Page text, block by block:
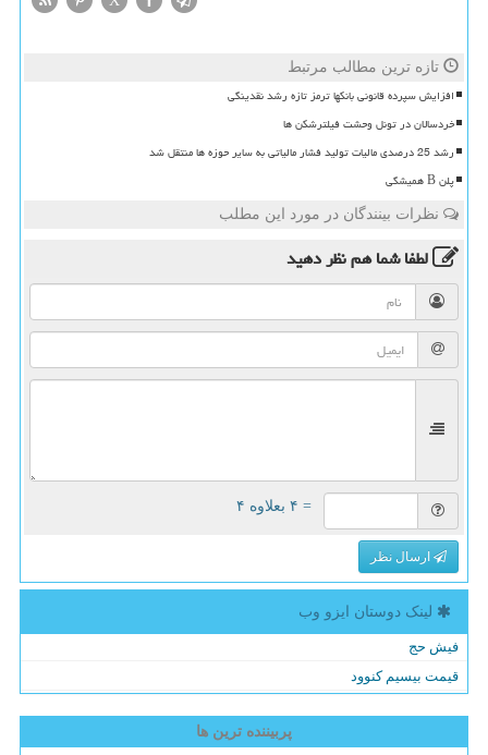
تازه ترین مطالب مرتبط
افزایش سپرده قانونی بانکها ترمز تازه رشد نقدینگی
خردسالان در تونل وحشت فیلترشکن ها
رشد 25 درصدی مالیات تولید فشار مالیاتی به سایر حوزه ها منتقل شد
پلن B همیشگی
نظرات بینندگان در مورد این مطلب
لطفا شما همنظر دهید
= ۴ بعلاوه ۴
ارسال نظر
لینک دوستان ایزو وب
فیش حج
قیمت بیسیم کنوود
پربیننده ترین ها